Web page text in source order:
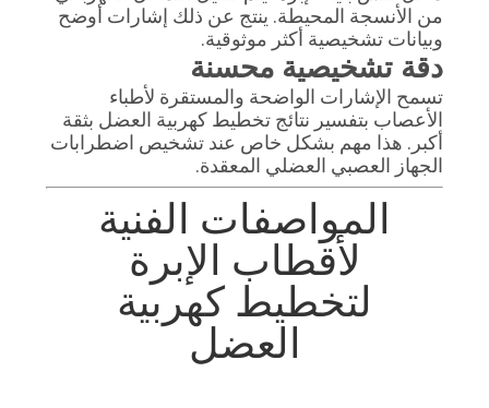
من الأنسجة المحيطة. ينتج عن ذلك إشارات أوضح
وبيانات تشخيصية أكثر موثوقية.
دقة تشخيصية محسنة
تسمح الإشارات الواضحة والمستقرة لأطباء
الأعصاب بتفسير نتائج تخطيط كهربية العضل بثقة
أكبر. هذا مهم بشكل خاص عند تشخيص اضطرابات
الجهاز العصبي العضلي المعقدة.
المواصفات الفنية
لأقطاب الإبرة
لتخطيط كهربية
العضل